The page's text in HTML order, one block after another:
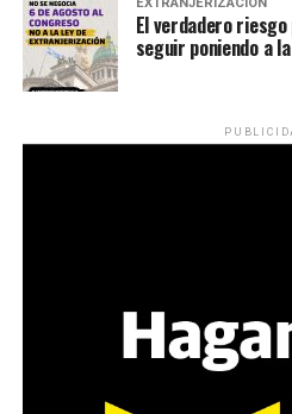
El verdadero
seguir poniendo a